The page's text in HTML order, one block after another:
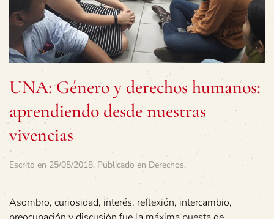
UNA: Género y derechos humanos:
aprendiendo desde nuestras
vivencias
Escrito en 25/05/2018. Publicado en Derechos.
Asombro, curiosidad, interés, reflexión, intercambio,